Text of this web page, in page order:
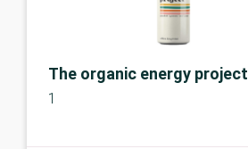
The organic energy project
1